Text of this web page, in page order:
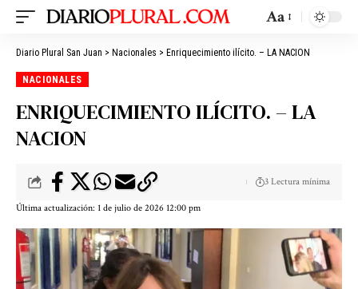
Aa
Diario Plural San Juan > Nacionales > Enriquecimiento ilícito. – LA NACION
NACIONALES
ENRIQUECIMIENTO ILÍCITO. – LA
NACION
Última actualización: 1 de julio de 2026 12:00 pm
3 Lectura mínima